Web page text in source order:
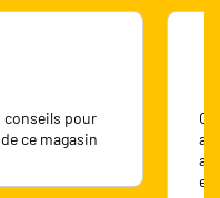
conseils pour
ce magasin